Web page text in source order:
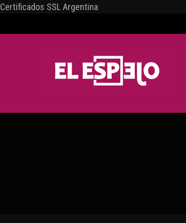
Certificados SSL Argentina